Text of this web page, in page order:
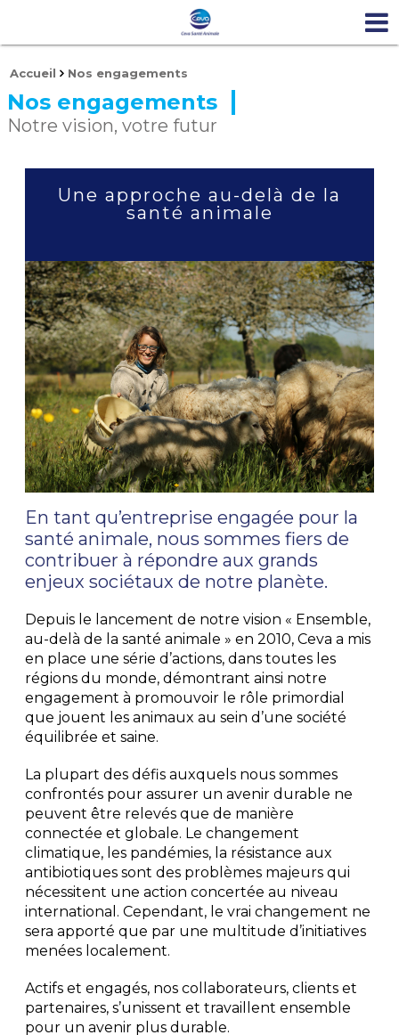
Accueil Nos engagements
Nos engagements
Notre vision, votre futur
Une approche au-delà de la
santé animale
En tant qu’entreprise engagée pour la
santé animale, nous sommes fiers de
contribuer à répondre aux grands
enjeux sociétaux de notre planète.
Depuis le lancement de notre vision « Ensemble,
au-delà de la santé animale » en 2010, Ceva a mis
en place une série d’actions, dans toutes les
régions du monde, démontrant ainsi notre
engagement à promouvoir le rôle primordial
que jouent les animaux au sein d’une société
équilibrée et saine.
La plupart des défis auxquels nous sommes
confrontés pour assurer un avenir durable ne
peuvent être relevés que de manière
connectée et globale. Le changement
climatique, les pandémies, la résistance aux
antibiotiques sont des problèmes majeurs qui
nécessitent une action concertée au niveau
international. Cependant, le vrai changement ne
sera apporté que par une multitude d’initiatives
menées localement.
Actifs et engagés, nos collaborateurs, clients et
partenaires, s’unissent et travaillent ensemble
pour un avenir plus durable.